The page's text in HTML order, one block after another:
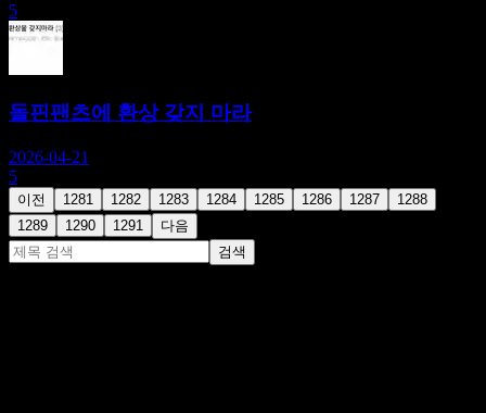
5
돌핀팬츠에 환상 갖지 마라
2026-04-21
5
이전 1281 1282 1283 1284 1285 1286 1287
1288
1289
1290 1291
다음
검색